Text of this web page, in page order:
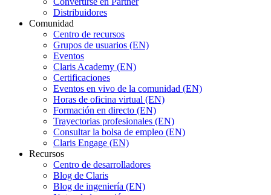
Distribuidores
Comunidad
Centro de recursos
Grupos de usuarios (EN)
Eventos
Claris Academy (EN)
Certificaciones
Eventos en vivo de la comunidad (EN)
Horas de oficina virtual (EN)
Formación en directo (EN)
Trayectorias profesionales (EN)
Consultar la bolsa de empleo (EN)
Claris Engage (EN)
Recursos
Centro de desarrolladores
Blog de Claris
Blog de ingeniería (EN)